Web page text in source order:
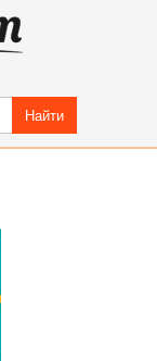
Найти